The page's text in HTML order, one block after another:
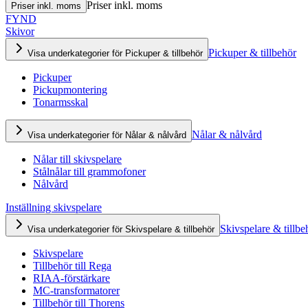
Priser inkl. moms Priser inkl. moms
FYND
Skivor
Visa underkategorier för Pickuper & tillbehör Pickuper & tillbehör
Pickuper
Pickupmontering
Tonarmsskal
Visa underkategorier för Nålar & nålvård Nålar & nålvård
Nålar till skivspelare
Stålnålar till grammofoner
Nålvård
Inställning skivspelare
Visa underkategorier för Skivspelare & tillbehör Skivspelare &
Skivspelare
Tillbehör till Rega
RIAA-förstärkare
MC-transformatorer
Tillbehör till Thorens